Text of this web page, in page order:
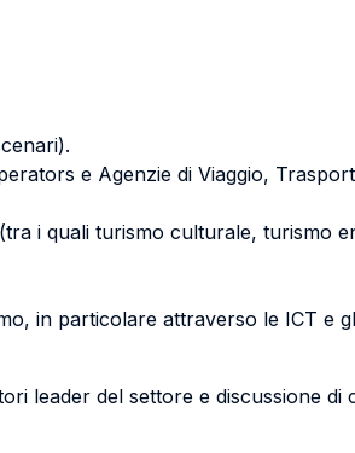
e Agenzie di Viaggio,
i quali turismo culturale, turismo
in particolare attraverso le ICT e
leader del settore e discussione di